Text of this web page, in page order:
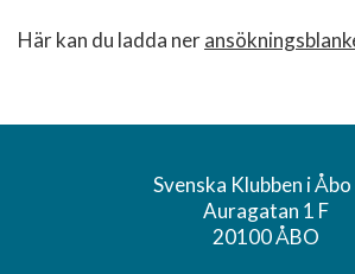
Här kan du ladda ner
Svenska Klubben i Åbo
Auragatan 1 F
20100 ÅBO